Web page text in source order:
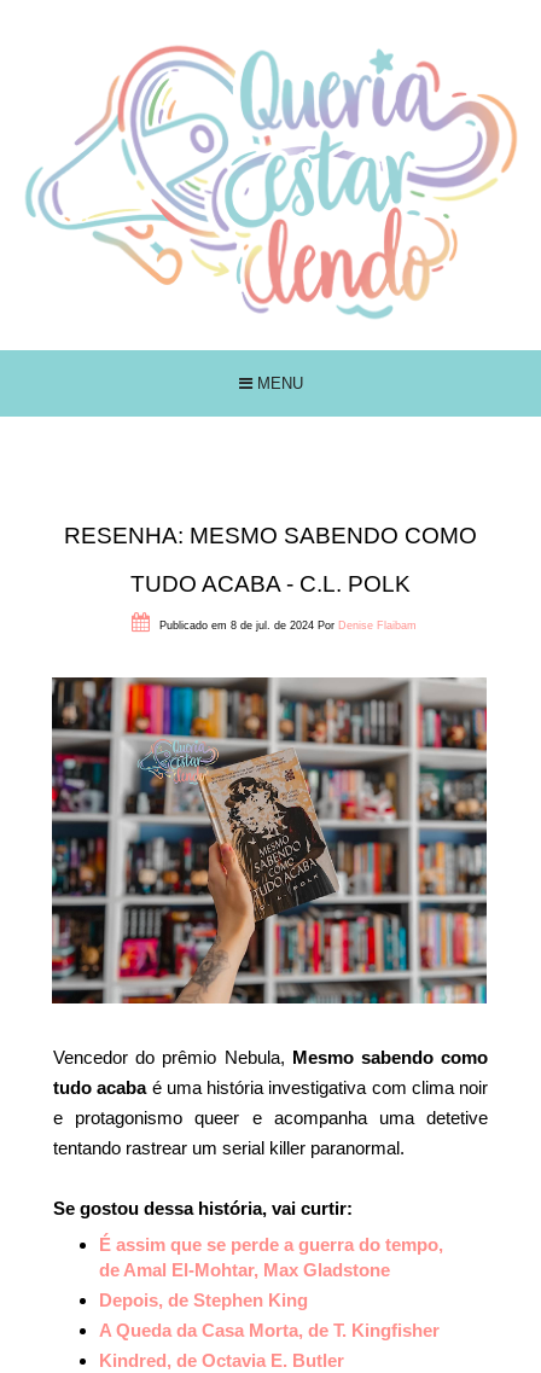
MENU
RESENHA: MESMO SABENDO COMO
TUDO ACABA - C.L. POLK
Publicado em 8 de jul. de 2024 Por Denise Flaibam
Vencedor do prêmio Nebula, Mesmo sabendo como
tudo acabaé uma história investigativa com clima noir
e protagonismo queer e acompanha uma detetive
tentando rastrear um serial killer paranormal.
Se gostou dessa história, vai curtir:
É assim que se perde a guerra do tempo,
de Amal El-Mohtar, Max Gladstone
Depois, de Stephen King
A Queda da Casa Morta, de T. Kingfisher
Kindred, de Octavia E. Butler